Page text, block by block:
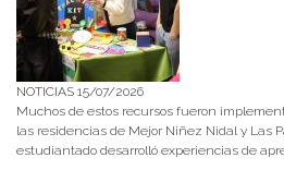
NOTICIAS 15/07/2026
Muchos de estos recursos fueron
las residencias de Mejor Niñez Nidal y Las
estudiantado desarrolló experiencias de